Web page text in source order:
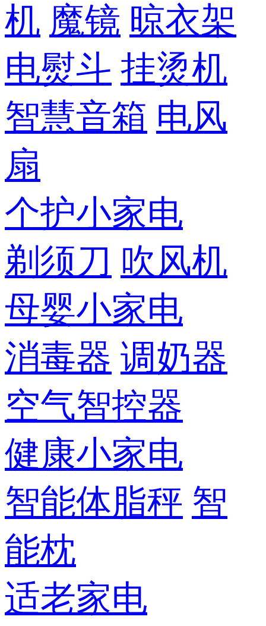
机 魔镜 晾衣架
电熨斗 挂烫机
智慧音箱 电风
扇
个护小家电
剃须刀 吹风机
母婴小家电
消毒器 调奶器
空气智控器
健康小家电
智能体脂秤 智
能枕
适老家电